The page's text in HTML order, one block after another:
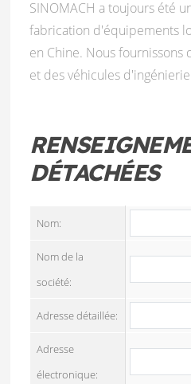
SINOMACH a toujours été
fabrication d'équipements
en Chine. Nous fournissons
et des véhicules
DÉTACHÉES
Nom:
Nom de la
société:
Adresse détaillée:
Adresse
électronique: